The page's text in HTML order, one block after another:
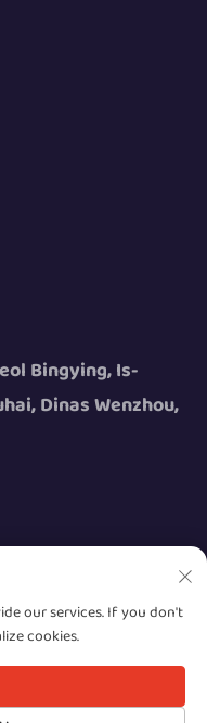
Bingying, Is-
Dinas Wenzhou,
Youngsun Intelligent
our services. If you don't
cookies.